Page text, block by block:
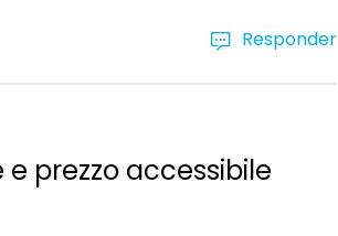
Responder
prezzo accessibile